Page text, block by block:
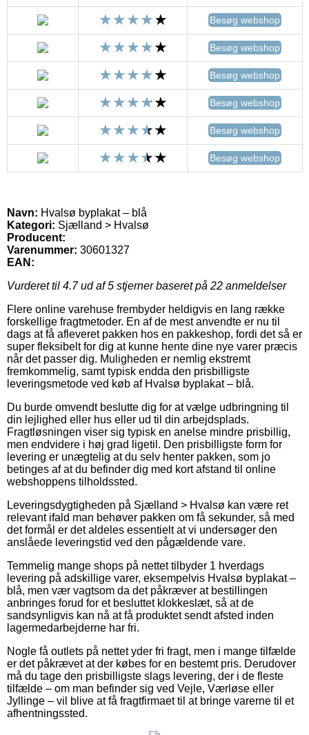
Besøg webshop
Besøg webshop
Besøg webshop
Besøg webshop
Besøg webshop
Besøg webshop
Navn: Hvalsø byplakat – blå
Kategori: Sjælland > Hvalsø
Producent:
Varenummer: 30601327
EAN:
Vurderet til 4.7ud af 5 stjerner baseret på 22 anmeldelser
Flere online varehuse frembyder heldigvis en lang række
forskellige fragtmetoder. En af de mest anvendte er nu til
dags at få afleveret pakken hos en pakkeshop, fordi det så er
super fleksibelt for dig at kunne hente dine nye varer præcis
når det passer dig. Muligheden er nemlig ekstremt
fremkommelig, samt typisk endda den prisbilligste
leveringsmetode ved køb af Hvalsø byplakat – blå.
Du burde omvendt beslutte dig for at vælge udbringning til
din lejlighed eller hus eller ud til din arbejdsplads.
Fragtløsningen viser sig typisk en anelse mindre prisbillig,
men endvidere i høj grad ligetil. Den prisbilligste form for
levering er unægtelig at du selv henter pakken, som jo
betinges af at du befinder dig med kort afstand til online
webshoppens tilholdssted.
Leveringsdygtigheden på Sjælland > Hvalsø kan være ret
relevant ifald man behøver pakken om få sekunder, så med
det formål er det aldeles essentielt at vi undersøger den
anslåede leveringstid ved den pågældende vare.
Temmelig mange shops på nettet tilbyder 1 hverdags
levering på adskillige varer, eksempelvis Hvalsø byplakat –
blå, men vær vagtsom da det påkræver at bestillingen
anbringes forud for et besluttet klokkeslæt, så at de
sandsynligvis kan nå at få produktet sendt afsted inden
lagermedarbejderne har fri.
Nogle få outlets på nettet yder fri fragt, men i mange tilfælde
er det påkrævet at der købes for en bestemt pris. Derudover
må du tage den prisbilligste slags levering, der i de fleste
tilfælde – om man befinder sig ved Vejle, Værløse eller
Jyllinge – vil blive at få fragtfirmaet til at bringe varerne til et
afhentningssted.